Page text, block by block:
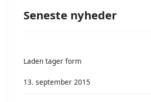
Seneste nyheder
Laden tager form
13. september 2015